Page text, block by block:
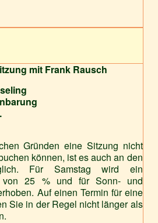
mit Frank Rausch
Gründen eine Sitzung nicht
können, ist es auch an den
Für Samstag wird ein
von 25 % und für Sonn- und
Auf einen Termin für eine
Sie in der Regel nicht länger als